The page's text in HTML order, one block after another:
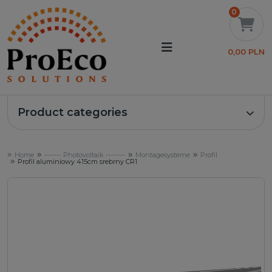
0
0,00 PLN
Product categories
Home ------- Photovoltaik -------- Montagesysteme Profil
Profil aluminiowy 415cm srebrny CR1